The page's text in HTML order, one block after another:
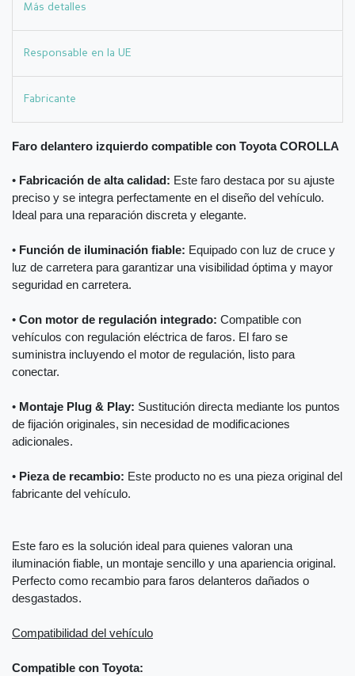
Más detalles
Responsable en la UE
Fabricante
Faro delantero izquierdo compatible con Toyota COROLLA
• Fabricación de alta calidad: Este faro destaca por su ajuste
preciso y se integra perfectamente en el diseño del vehículo.
Ideal para una reparación discreta y elegante.
• Función de iluminación fiable: Equipado con luz de cruce y
luz de carretera para garantizar una visibilidad óptima y mayor
seguridad en carretera.
• Con motor de regulación integrado: Compatible con
vehículos con regulación eléctrica de faros. El faro se
suministra incluyendo el motor de regulación, listo para
conectar.
• Montaje Plug & Play: Sustitución directa mediante los puntos
de fijación originales, sin necesidad de modificaciones
adicionales.
• Pieza de recambio: Este producto no es una pieza original del
fabricante del vehículo.
Este faro es la solución ideal para quienes valoran una
iluminación fiable, un montaje sencillo y una apariencia original.
Perfecto como recambio para faros delanteros dañados o
desgastados.
Compatibilidad del vehículo
Compatible con Toyota: